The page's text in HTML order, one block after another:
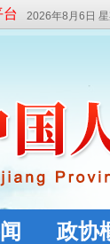
2026年8月6日 星
政协